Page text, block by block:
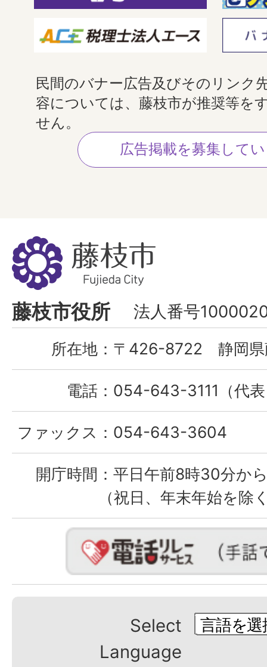
民間のバナー広告及びそのリンク
容については、藤枝市が推奨等を
せん。
広告掲載を募集して
藤
枝
市
Fujieda
City
藤枝市役所 法人番号
所在地： 〒426-8722 静岡県
電話： 054-643-3111（代
ファックス： 054-643-3604
開庁時間： 平日午前8時30分か
（祝日、年末年始を除
Select
Language